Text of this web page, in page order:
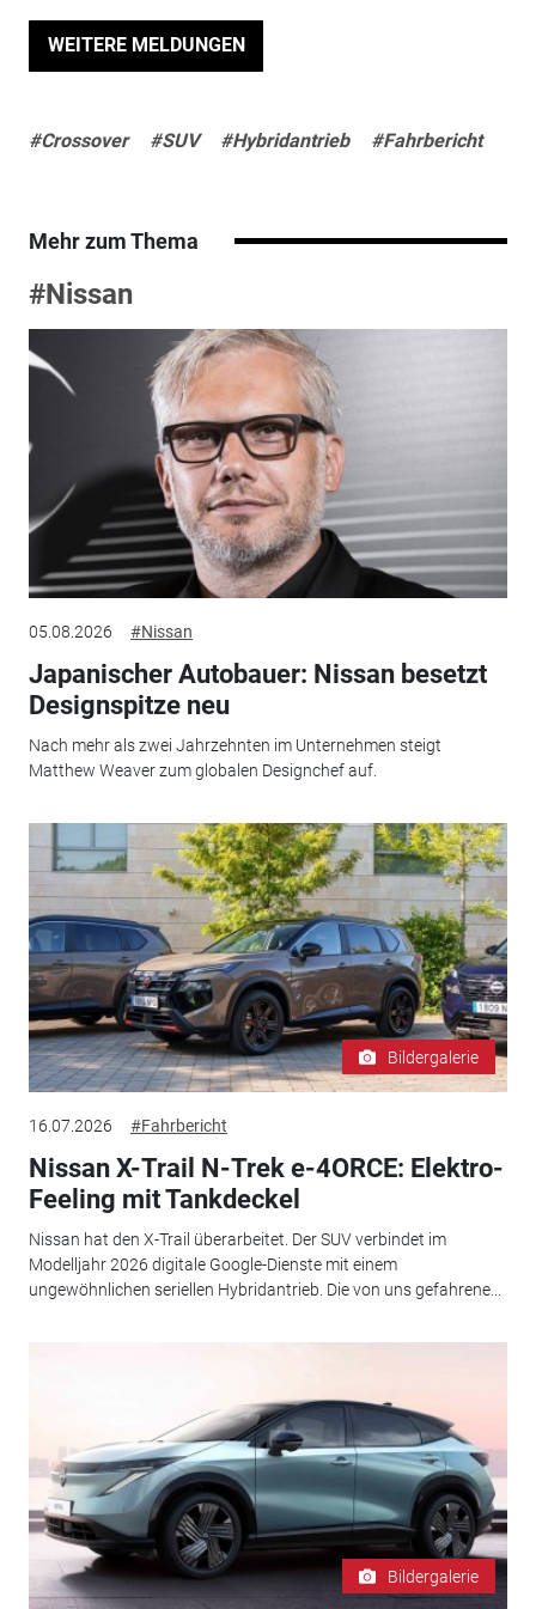
WEITERE MELDUNGEN
#Crossover #SUV #Hybridantrieb #Fahrbericht
Mehr zum Thema
#Nissan
05.08.2026 #Nissan
Japanischer Autobauer: Nissan besetzt
Designspitze neu
Nach mehr als zwei Jahrzehnten im Unternehmen steigt
Matthew Weaver zum globalen Designchef auf.
Bildergalerie
16.07.2026 #Fahrbericht
Nissan X-Trail N-Trek e-4ORCE: Elektro-
Feeling mit Tankdeckel
Nissan hat den X-Trail überarbeitet. Der SUV verbindet im
Modelljahr 2026 digitale Google-Dienste mit einem
ungewöhnlichen seriellen Hybridantrieb. Die von uns gefahrene...
Bildergalerie